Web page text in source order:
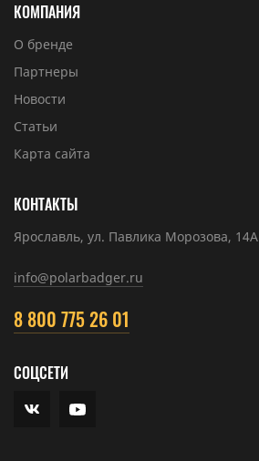
КОМПАНИЯ
О бренде
Партнеры
Новости
Статьи
Карта сайта
КОНТАКТЫ
Ярославль, ул. Павлика Морозова, 14А
info@polarbadger.ru
8 800 775 26 01
СОЦСЕТИ